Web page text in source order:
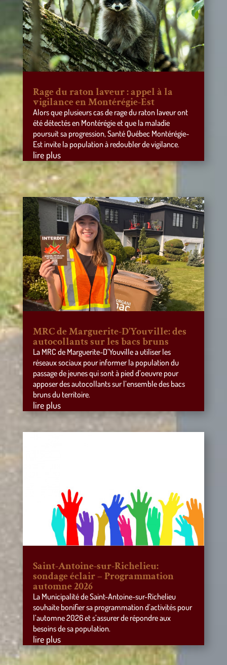
Rage du raton laveur : appel à la
vigilance en Montérégie-Est
Alors que plusieurs cas de rage du raton laveur ont
été détectés en Montérégie et que la maladie
poursuit sa progression, Santé Québec Montérégie-
Est invite la population à redoubler de vigilance.
lire plus
MRC de Marguerite-D’Youville: des
autocollants sur les bacs bruns
La MRC de Marguerite-D’Youville a utiliser les
réseaux sociaux pour informer la population du
passage de jeunes qui sont à pied d’oeuvre pour
apposer des autocollants sur l’ensemble des bacs
bruns du territoire.
lire plus
Saint-Antoine-sur-Richelieu:
sondage éclair – Programmation
automne 2026
La Municipalité de Saint-Antoine-sur-Richelieu
souhaite bonifier sa programmation d’activités pour
l’automne 2026 et s’assurer de répondre aux
besoins de sa population.
lire plus